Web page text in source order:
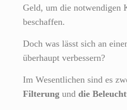
Geld, um die notwendigen
beschaffen.
Doch was lässt sich an
überhaupt verbessern?
Im Wesentlichen sind es
Filterung und die